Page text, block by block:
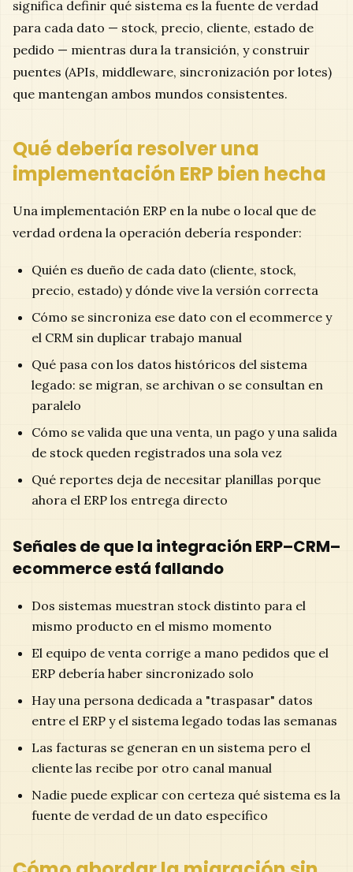
significa definir qué sistema es la fuente de verdad
para cada dato — stock, precio, cliente, estado de
pedido — mientras dura la transición, y construir
puentes (APIs, middleware, sincronización por lotes)
que mantengan ambos mundos consistentes.
Qué debería resolver una
implementación ERP bien hecha
Una implementación ERP en la nube o local que de
verdad ordena la operación debería responder:
Quién es dueño de cada dato (cliente, stock,
precio, estado) y dónde vive la versión correcta
Cómo se sincroniza ese dato con el ecommerce y
el CRM sin duplicar trabajo manual
Qué pasa con los datos históricos del sistema
legado: se migran, se archivan o se consultan en
paralelo
Cómo se valida que una venta, un pago y una salida
de stock queden registrados una sola vez
Qué reportes deja de necesitar planillas porque
ahora el ERP los entrega directo
Señales de que la integración ERP–CRM–
ecommerce está fallando
Dos sistemas muestran stock distinto para el
mismo producto en el mismo momento
El equipo de venta corrige a mano pedidos que el
ERP debería haber sincronizado solo
Hay una persona dedicada a "traspasar" datos
entre el ERP y el sistema legado todas las semanas
Las facturas se generan en un sistema pero el
cliente las recibe por otro canal manual
Nadie puede explicar con certeza qué sistema es la
fuente de verdad de un dato específico